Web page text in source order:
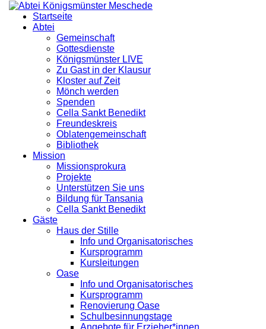
Startseite
Abtei
Gemeinschaft
Gottesdienste
Königsmünster LIVE
Zu Gast in der Klausur
Kloster auf Zeit
Mönch werden
Spenden
Cella Sankt Benedikt
Freundeskreis
Oblatengemeinschaft
Bibliothek
Mission
Missionsprokura
Projekte
Unterstützen Sie uns
Bildung für Tansania
Cella Sankt Benedikt
Gäste
Haus der Stille
Info und Organisatorisches
Kursprogramm
Kursleitungen
Oase
Info und Organisatorisches
Kursprogramm
Renovierung Oase
Schulbesinnungstage
Angebote für Erzieher*innen